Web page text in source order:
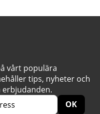
vårt populära
tips, nyheter och
erbjudanden.
OK